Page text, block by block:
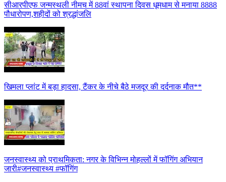
सीआरपीएफ जन्मस्थली नीमच में 88वां स्थापना दिवस धूमधाम से मनाया 8888
पौधारोपण,शहीदों को श्रद्धांजलि
खिमला प्लांट में बड़ा हादसा, टैंकर के नीचे बैठे मजदूर की दर्दनाक मौत**
जनस्वास्थ्य को प्राथमिकता: नगर के विभिन्न मोहल्लों में फॉगिंग अभियान
जारी#जनस्वास्थ्य #फॉगिंग